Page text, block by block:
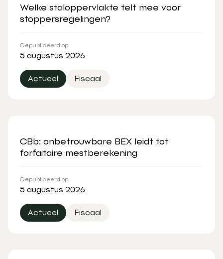
Welke staloppervlakte telt mee voor
stoppersregelingen?
Gepubliceerd op
5 augustus 2026
Actueel Fiscaal
CBb: onbetrouwbare BEX leidt tot
forfaitaire mestberekening
Gepubliceerd op
5 augustus 2026
Actueel Fiscaal